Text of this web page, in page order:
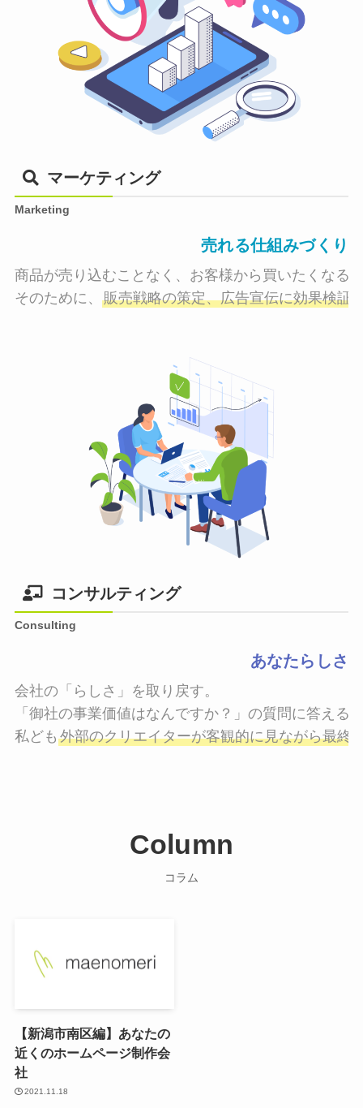
マーケティング
Marketing
売れる仕組みづくり
商品が売り込むことなく、お客様から買いたくなる
そのために、 販売戦略の策定、広告宣伝に効果検証
コンサルティング
Consulting
あなたらしさ
会社の「らしさ」を取り戻す。
「御社の事業価値はなんですか？」の質問に答える
私ども 外部のクリエイターが客観的に見ながら最終
Column
コラム
【新潟市南区編】あなたの
近くのホームページ制作会
社
2021.11.18